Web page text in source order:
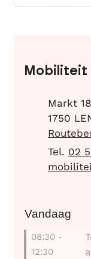
Mobiliteit
AdresMarkt 18
,1750
02
E-mail
Vandaag
08:30 -
12:30